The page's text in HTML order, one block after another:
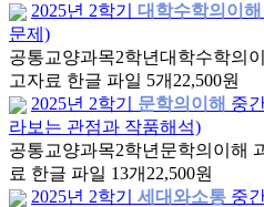
2025년 2학기
대학수학의이해
문제)
공통교양과목2학년대학수학의
고자료 한글 파일 5개 22,500원
2025년 2학기
문학의이해 중
라보는 관점과 작품해석)
공통교양과목2학년 문학의이해
료 한글 파일 13개 22,500원
2025년 2학기
세대와소통 중